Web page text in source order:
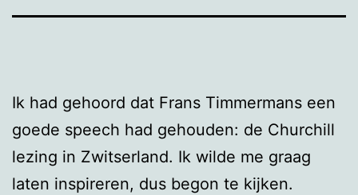
Ik had gehoord dat Frans Timmermans een
goede speech had gehouden: de Churchill
lezing in Zwitserland. Ik wilde me graag
laten inspireren, dus begon te kijken.